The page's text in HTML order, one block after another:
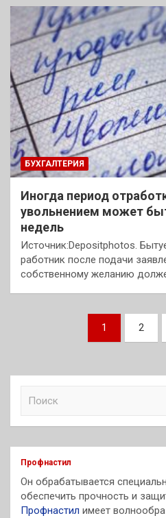
БУХГАЛТЕРИЯ
Иногда период
увольнением может
недель
Источник:Depositphotos.
работник после подачи
собственному желанию
1 2
к
Профнастил
Он обрабатывается
обеспечить прочность и
Профнастил имеет